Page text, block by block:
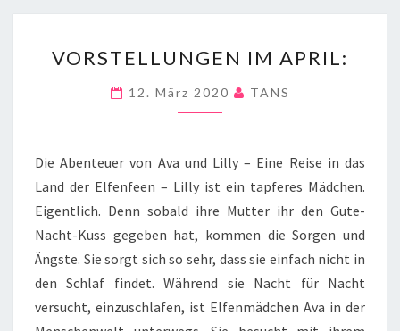
IM
APRIL:
VORSTELLUNGEN IM APRIL:
12. März 2020 TANS
Die Abenteuer von Ava und Lilly – Eine Reise in das
Land der Elfenfeen – Lilly ist ein tapferes Mädchen.
Eigentlich. Denn sobald ihre Mutter ihr den Gute-
Nacht-Kuss gegeben hat, kommen die Sorgen und
Ängste. Sie sorgt sich so sehr, dass sie einfach nicht in
den Schlaf findet. Während sie Nacht für Nacht
versucht, einzuschlafen, ist Elfenmädchen Ava in der